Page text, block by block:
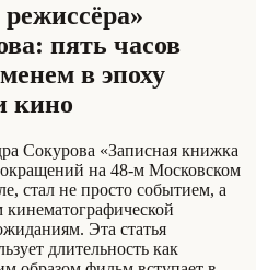
пять часов
в эпоху
кино
Сокурова «Записная книжка
на 48-м Московском
стал не просто событием, а
Эта статья
длительность как